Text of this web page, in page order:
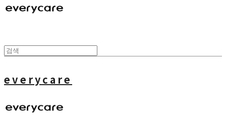
everycare